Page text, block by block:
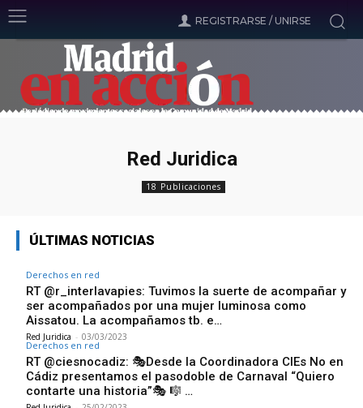
REGISTRARSE / UNIRSE
Red Juridica
18 Publicaciones
ÚLTIMAS NOTICIAS
Derechos en red
RT @r_interlavapies: Tuvimos la suerte de acompañar y
ser acompañados por una mujer luminosa como
Aissatou. La acompañamos tb. e…
Red Juridica - 03/03/2023
Derechos en red
RT @ciesnocadiz: 🎭Desde la Coordinadora CIEs No en
Cádiz presentamos el pasodoble de Carnaval “Quiero
contarte una historia”🎭 🎼 …